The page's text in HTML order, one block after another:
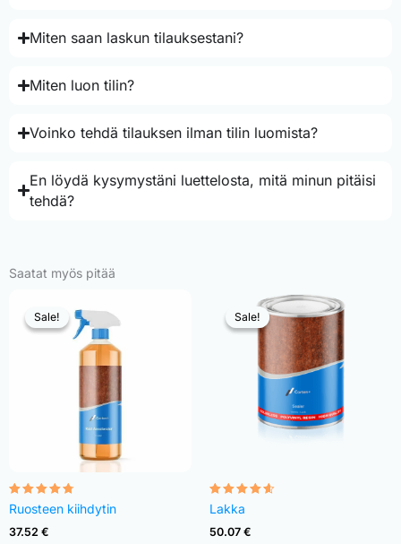
Miten saan laskun tilauksestani?
Miten luon tilin?
Voinko tehdä tilauksen ilman tilin luomista?
En löydä kysymystäni luettelosta, mitä minun pitäisi
tehdä?
Saatat myös pitää
Sale!
Sale!
Rated
4.68
out of 5
Ruosteen kiihdytin
37.52 €
Sale!
Sale!
Rated
4.54
out of 5
Lakka
50.07 €